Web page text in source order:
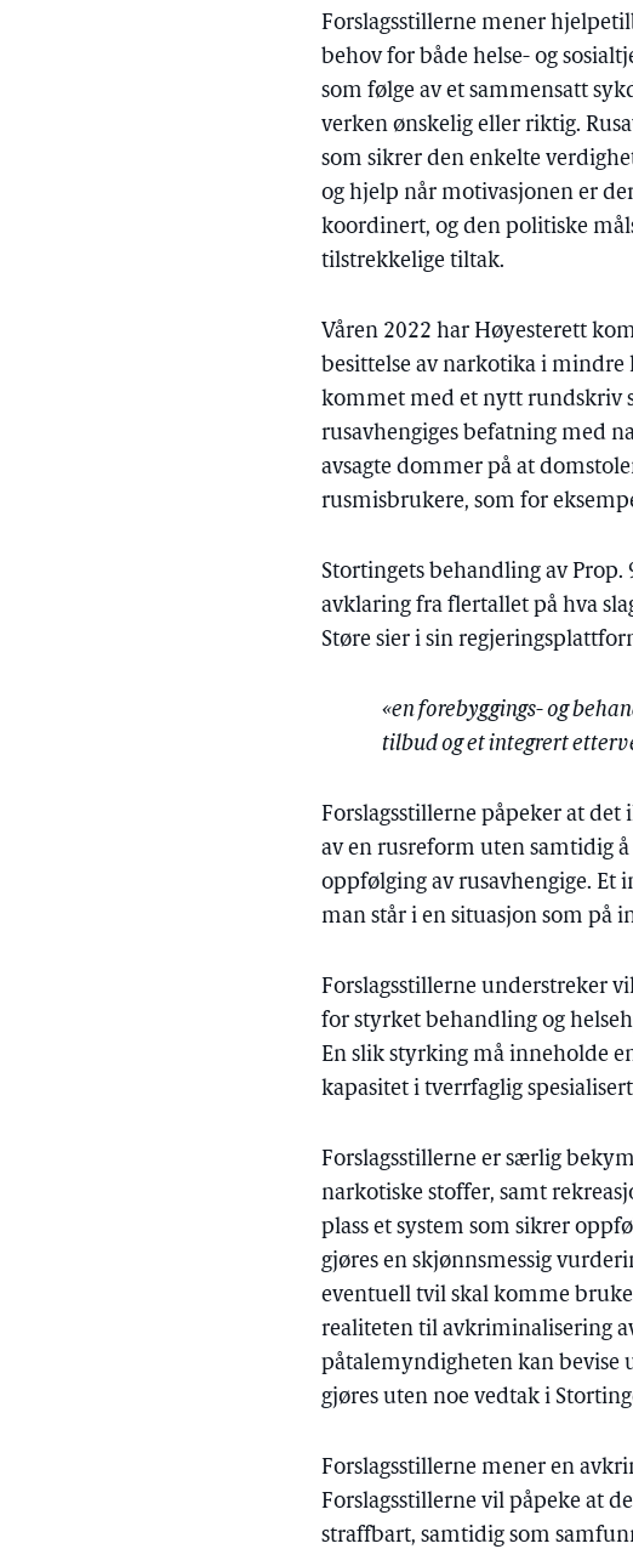
Forslagsstillerne mener
behov for både helse- og
som følge av et sammensatt
verken ønskelig eller riktig.
som sikrer den enkelte
og hjelp når motivasjonen er
koordinert, og den politiske
tilstrekkelige tiltak.
Våren 2022 har Høyesterett
besittelse av narkotika i mindre
kommet med et nytt rundskriv
rusavhengiges befatning med
avsagte dommer på at
rusmisbrukere, som for
Stortingets behandling av
avklaring fra flertallet på hva
Støre sier i sin
«en forebyggings- og
tilbud og et integrert
Forslagsstillerne påpeker at
av en rusreform uten samtidig
oppfølging av rusavhengige. Et
man står i en situasjon som på
Forslagsstillerne understreker
for styrket behandling og
En slik styrking må inneholde
kapasitet i tverrfaglig
Forslagsstillerne er særlig
narkotiske stoffer, samt
plass et system som sikrer
gjøres en skjønnsmessig
eventuell tvil skal komme
realiteten til avkriminalisering
påtalemyndigheten kan bevise
gjøres uten noe vedtak i
Forslagsstillerne mener en
Forslagsstillerne vil påpeke at
straffbart, samtidig som